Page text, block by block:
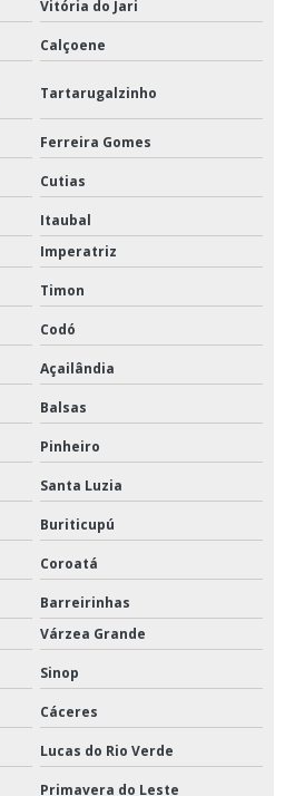
Vitória do Jari
Calçoene
Tartarugalzinho
Ferreira Gomes
Cutias
Itaubal
Imperatriz
Timon
Codó
Açailândia
Balsas
Pinheiro
Santa Luzia
Buriticupú
Coroatá
Barreirinhas
Várzea Grande
Sinop
Cáceres
Lucas do Rio Verde
Primavera do Leste